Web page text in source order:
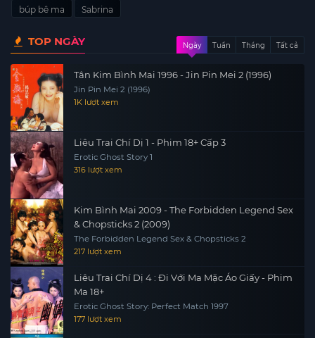
búp bê ma Sabrina
TOP NGÀY Ngày Tuần Tháng Tất cả
Tân Kim Bình Mai 1996 - Jin Pin Mei 2 (1996)
Jin Pin Mei 2 (1996)
1K lượt xem
Liêu Trai Chí Dị 1 - Phim 18+ Cấp 3
Erotic Ghost Story 1
316 lượt xem
Kim Bình Mai 2009 - The Forbidden Legend Sex
& Chopsticks 2 (2009)
The Forbidden Legend Sex & Chopsticks 2
217 lượt xem
Liêu Trai Chí Dị 4 : Đi Với Ma Mặc Áo Giấy - Phim
Ma 18+
Erotic Ghost Story: Perfect Match 1997
177 lượt xem